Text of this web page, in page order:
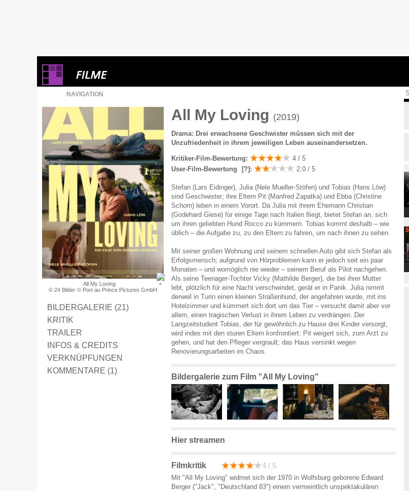
NAVIGATION
All My Loving
© 24 Bilder © Port au Prince Pictures GmbH
BILDERGALERIE (21)
KRITIK
TRAILER
INFOS & CREDITS
VERKNÜPFUNGEN
KOMMENTARE (1)
All My Loving (2019)
Drama: Drei erwachsene Geschwister müssen sich mit der
Unzufriedenheit in ihrem jeweiligen Leben auseinandersetzen.
Kritiker-Film-Bewertung:
4 / 5
User-Film-Bewertung
[?] : 2.0 / 5
Stefan (Lars Eidinger), Julia (Nele Mueller-Stöfen) und Tobias (Hans Löw)
sind Geschwister; ihre Eltern Pit (Manfred Zapatka) und Ebba (Christine
Schorn) leben in einem Vorort. Da Julia mit ihrem Ehemann Christian
(Godehard Giese) für einige Tage nach Italien fliegt, bietet Stefan an, sich
um ihren geliebten Hund Rocco zu kümmern. Tobias kommt deshalb – wie
üblich – die Aufgabe zu, zu den Eltern zu fahren, um nach ihnen zu sehen.
Mit seiner großen Wohnung und seinem schnellen Auto gibt sich Stefan als
Erfolgsmensch; aufgrund von Hörproblemen kann er jedoch seit ein paar
Monaten – und womöglich nie wieder – seinem Beruf als Pilot nachgehen.
Als seine Teenager-Tochter Vicky (Mathilde Berger), die bei ihrer Mutter
lebt, plötzlich für eine Nacht verschwindet, gerät er in Panik. Julia nimmt
derweil in Turin einen kleinen Straßenhund, der angefahren wurde, mit ins
Hotelzimmer und kümmert sich dort um das Tier – versucht damit aber vor
allem, einen tragischen Verlust in ihrem Leben zu verdrängen. Der
Langzeitstudent Tobias, der für gewöhnlich zu Hause drei Kinder versorgt,
wird indes mit den sturen Eltern konfrontiert: Pit weigert sich, zum Arzt zu
gehen, und hat den Pfleger vergrault; das Haus versinkt wegen
Renovierungsarbeiten im Chaos.
Bildergalerie zum Film "All My Loving"
Hier streamen
Filmkritik 4 / 5
Mit "All My Loving" widmet sich der 1970 in Wolfsburg geborene Edward
Berger ("Jack", "Deutschland 83") einem vermeintlich unspektakulären